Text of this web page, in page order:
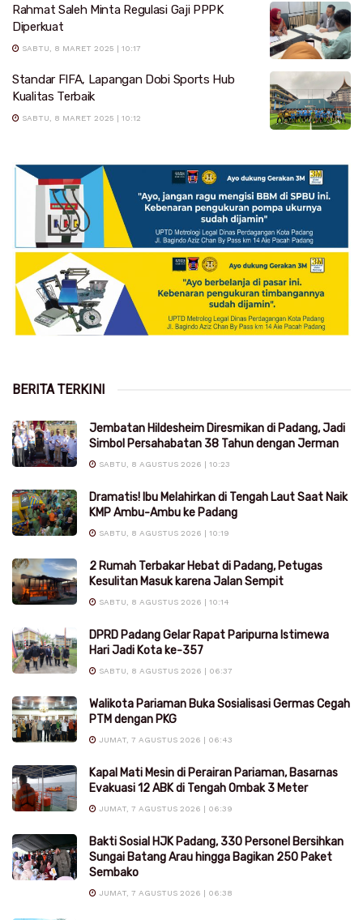
Rahmat Saleh Minta Regulasi Gaji PPPK
Diperkuat
SABTU, 8 MARET 2025 | 10:17
Standar FIFA, Lapangan Dobi Sports Hub
Kualitas Terbaik
SABTU, 8 MARET 2025 | 10:12
BERITA TERKINI
Jembatan Hildesheim Diresmikan di Padang, Jadi
Simbol Persahabatan 38 Tahun dengan Jerman
SABTU, 8 AGUSTUS 2026 | 10:23
Dramatis! Ibu Melahirkan di Tengah Laut Saat Naik
KMP Ambu-Ambu ke Padang
SABTU, 8 AGUSTUS 2026 | 10:19
2 Rumah Terbakar Hebat di Padang, Petugas
Kesulitan Masuk karena Jalan Sempit
SABTU, 8 AGUSTUS 2026 | 10:14
DPRD Padang Gelar Rapat Paripurna Istimewa
Hari Jadi Kota ke-357
SABTU, 8 AGUSTUS 2026 | 06:37
Walikota Pariaman Buka Sosialisasi Germas Cegah
PTM dengan PKG
JUMAT, 7 AGUSTUS 2026 | 06:43
Kapal Mati Mesin di Perairan Pariaman, Basarnas
Evakuasi 12 ABK di Tengah Ombak 3 Meter
JUMAT, 7 AGUSTUS 2026 | 06:39
Bakti Sosial HJK Padang, 330 Personel Bersihkan
Sungai Batang Arau hingga Bagikan 250 Paket
Sembako
JUMAT, 7 AGUSTUS 2026 | 06:38